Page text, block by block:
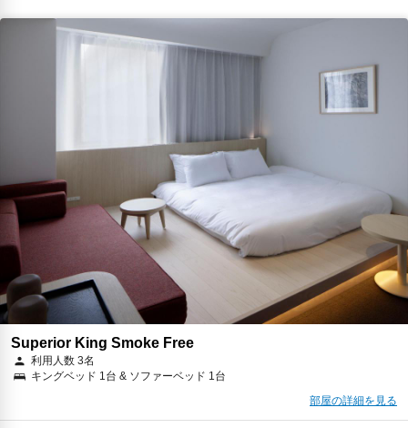
税・サービス料 ￥7,505含む
1,072ポイント
2026年08月23日までキャンセル無料
税・サービス料 ￥7,908含む
1,129ポイント
2026年08月23日までキャンセル無料
キャンセルポリシー
Superior King Smoke Free
利用人数 3名
キングベッド 1台 & ソファーベッド 1台
部屋の詳細を見る